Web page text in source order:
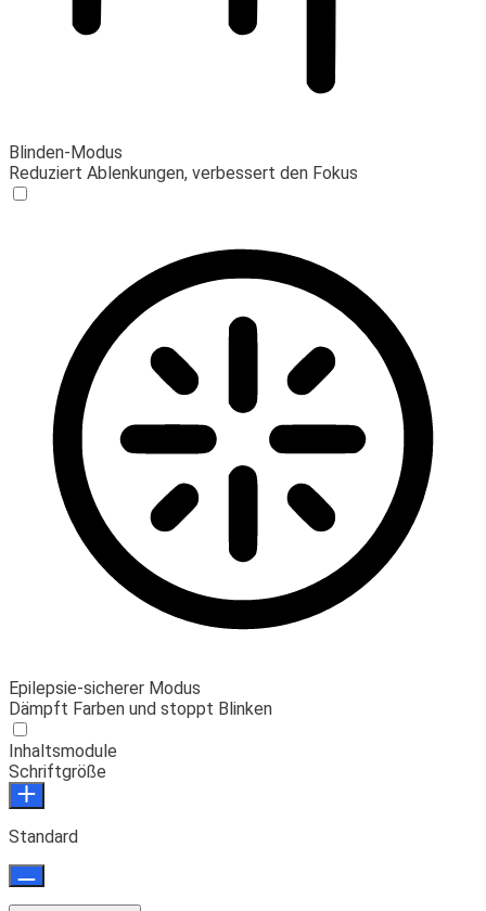
Blinden-Modus
Reduziert Ablenkungen, verbessert den Fokus
Epilepsie-sicherer Modus
Dämpft Farben und stoppt Blinken
Inhaltsmodule
Schriftgröße
Standard